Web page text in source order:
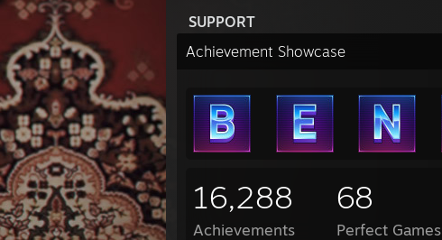
SUPPORT
Achievement Showcase
16,288
Achievements
68
Perfect Games